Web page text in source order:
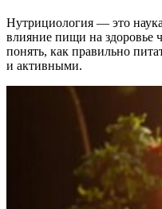
Нутрициология — это
влияние пищи на здоровье
понять, как правильно
и активными.